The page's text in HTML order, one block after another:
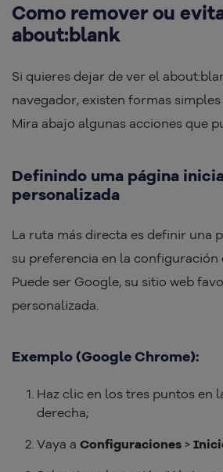
Como remover ou
about:blank
Si quieres dejar de ver el
navegador, existen formas
Mira abajo algunas acciones que
Definindo uma página
personalizada
La ruta más directa es definir una
su preferencia en la configuración
Puede ser Google, su sitio web
personalizada.
Exemplo (Google Chrome):
Haz clic en los tres puntos en
derecha;
Vaya a Configuraciones >